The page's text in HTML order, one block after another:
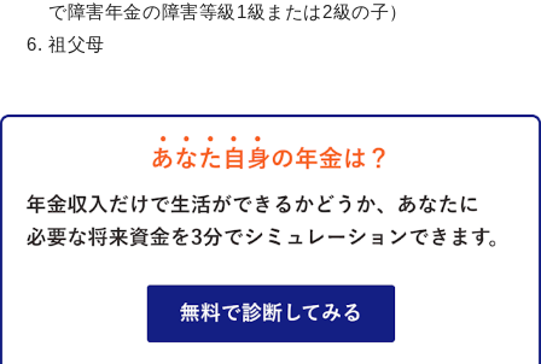
で障害年金の障害等級1級または2級の子）
祖父母